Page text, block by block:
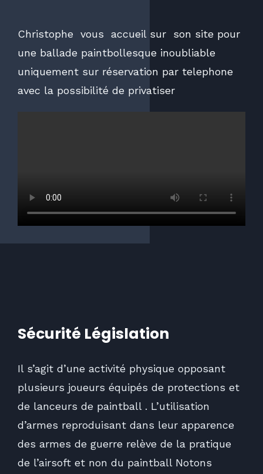
Christophe vous accueil sur son site pour
une ballade paintbollesque inoubliable
uniquement sur réservation par telephone
avec la possibilité de privatiser
Sécurité Législation
Il s’agit d’une activité physique opposant
plusieurs joueurs équipés de protections et
de lanceurs de paintball . L’utilisation
d’armes reproduisant dans leur apparence
des armes de guerre relève de la pratique
de l’airsoft et non du paintball Notons